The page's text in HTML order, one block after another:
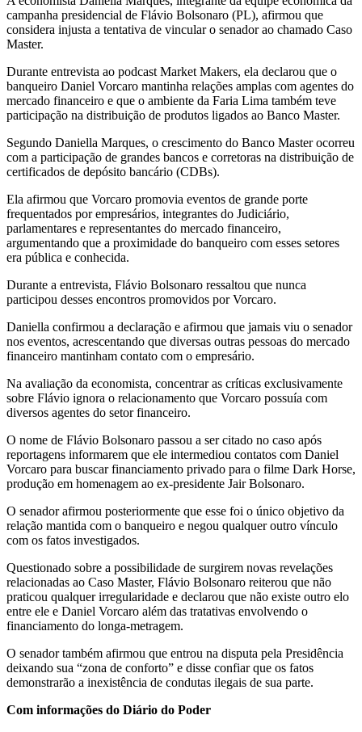
campanha presidencial de Flávio Bolsonaro (PL), afirmou que
considera injusta a tentativa de vincular o senador ao chamado Caso
Master.
Durante entrevista ao podcast Market Makers, ela declarou que o
banqueiro Daniel Vorcaro mantinha relações amplas com agentes do
mercado financeiro e que o ambiente da Faria Lima também teve
participação na distribuição de produtos ligados ao Banco Master.
Segundo Daniella Marques, o crescimento do Banco Master ocorreu
com a participação de grandes bancos e corretoras na distribuição de
certificados de depósito bancário (CDBs).
Ela afirmou que Vorcaro promovia eventos de grande porte
frequentados por empresários, integrantes do Judiciário,
parlamentares e representantes do mercado financeiro,
argumentando que a proximidade do banqueiro com esses setores
era pública e conhecida.
Durante a entrevista, Flávio Bolsonaro ressaltou que nunca
participou desses encontros promovidos por Vorcaro.
Daniella confirmou a declaração e afirmou que jamais viu o senador
nos eventos, acrescentando que diversas outras pessoas do mercado
financeiro mantinham contato com o empresário.
Na avaliação da economista, concentrar as críticas exclusivamente
sobre Flávio ignora o relacionamento que Vorcaro possuía com
diversos agentes do setor financeiro.
O nome de Flávio Bolsonaro passou a ser citado no caso após
reportagens informarem que ele intermediou contatos com Daniel
Vorcaro para buscar financiamento privado para o filme Dark Horse,
produção em homenagem ao ex-presidente Jair Bolsonaro.
O senador afirmou posteriormente que esse foi o único objetivo da
relação mantida com o banqueiro e negou qualquer outro vínculo
com os fatos investigados.
Questionado sobre a possibilidade de surgirem novas revelações
relacionadas ao Caso Master, Flávio Bolsonaro reiterou que não
praticou qualquer irregularidade e declarou que não existe outro elo
entre ele e Daniel Vorcaro além das tratativas envolvendo o
financiamento do longa-metragem.
O senador também afirmou que entrou na disputa pela Presidência
deixando sua “zona de conforto” e disse confiar que os fatos
demonstrarão a inexistência de condutas ilegais de sua parte.
Com informações do Diário do Poder